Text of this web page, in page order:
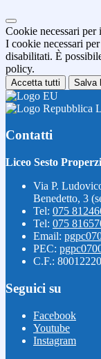
Cookie necessari
I cookie necessari
disabilitati. È
policy.
Accetta tutti Salva
Contatti
Liceo Sesto
Via P.
Benedetto, 3
Tel: 075
Tel: 075
Email:
PEC:
C.F.:
Seguici su
Facebook
Youtube
Instagram